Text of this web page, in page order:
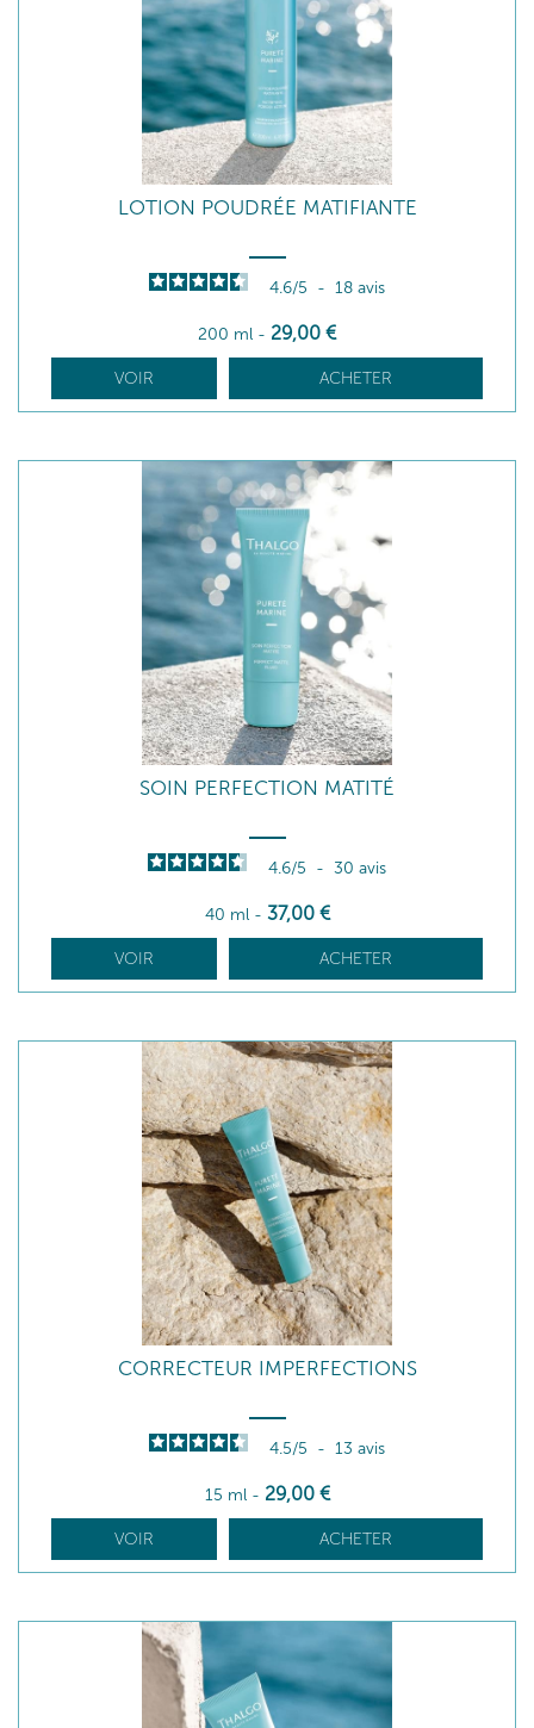
LOTION POUDRÉE MATIFIANTE
4.6/5 - 18 avis
200 ml - 29,00 €
VOIR ACHETER
SOIN PERFECTION MATITÉ
4.6/5 - 30 avis
40 ml - 37,00 €
VOIR ACHETER
CORRECTEUR IMPERFECTIONS
4.5/5 - 13 avis
15 ml - 29,00 €
VOIR ACHETER